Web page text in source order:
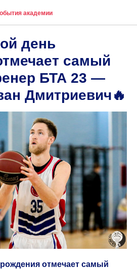
академии
день
самый
БТА 23 —
Дмитриевич🔥
отмечает самый